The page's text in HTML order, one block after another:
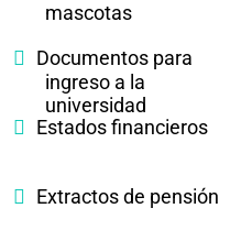
mascotas
Documentos para
ingreso a la
universidad
Estados financieros
Extractos de pensión